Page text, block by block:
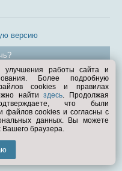
версию
работы сайта и
Более подробную
cookies и правилах
найтиздесь. Продолжая
что были
файлов cookies и согласны с
данных. Вы можете
Вашего браузера.